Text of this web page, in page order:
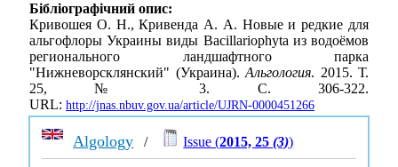
Бібліографічний опис:
Кривошея О. Н., Кривенда А. А. Новые и редкие для
альгофлоры Украины виды Bacillariophyta из водоёмов
регионального ландшафтного парка
"Нижневорсклянский" (Украина).Альгология. 2015. Т.
25, № 3. С. 306-322.
URL: http://jnas.nbuv.gov.ua/article/UJRN-0000451266
Algology / Issue (2015, 25(3))